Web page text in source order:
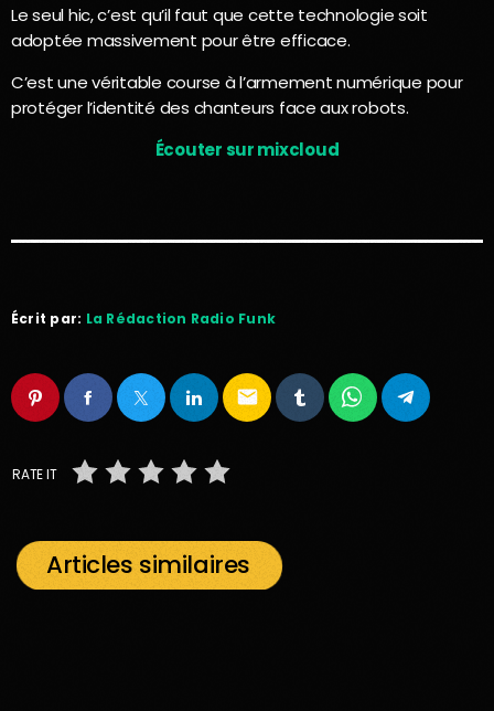
Le seul hic, c’est qu’il faut que cette technologie soit
adoptée massivement pour être efficace.
C’est une véritable course à l’armement numérique pour
protéger l’identité des chanteurs face aux robots.
Écouter sur mixcloud
Écrit par: La Rédaction Radio Funk
email
RATE IT
Articles similaires